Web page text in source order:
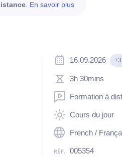
En savoir plus
16.09.2026
3h 30mins
Formation à
Cours du jour
French /
005354